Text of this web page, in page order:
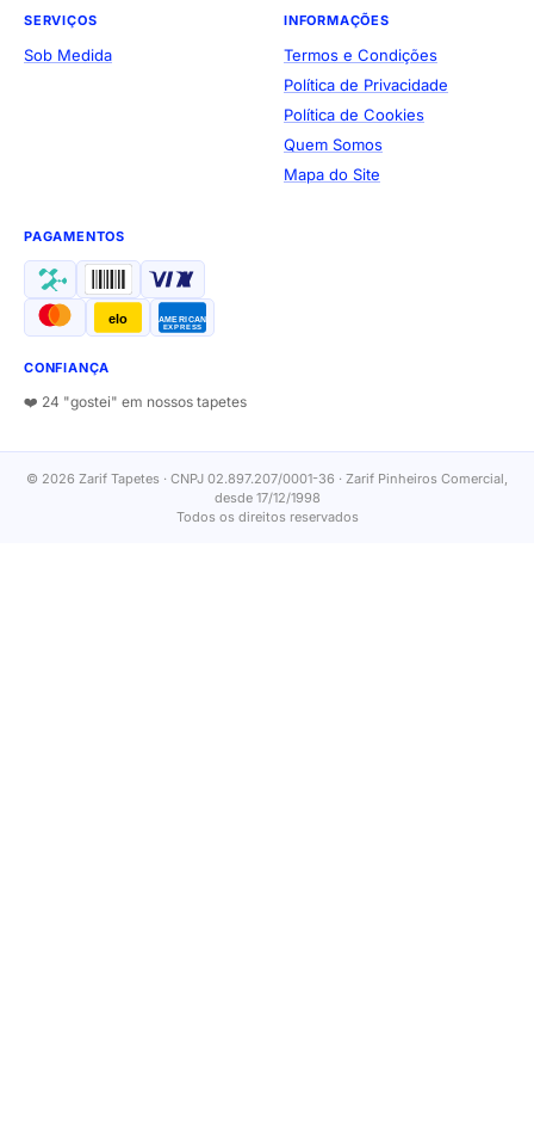
SERVIÇOS
Sob Medida
INFORMAÇÕES
Termos e Condições
Política de Privacidade
Política de Cookies
Quem Somos
Mapa do Site
PAGAMENTOS
elo AMERICAN
EXPRESS
CONFIANÇA
❤️ 24 "gostei" em nossos tapetes
© 2026 Zarif Tapetes · CNPJ 02.897.207/0001-36 · Zarif Pinheiros Comercial,
desde 17/12/1998
Todos os direitos reservados